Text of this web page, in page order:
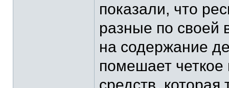
показали, что
разные по своей
на содержание
помешает